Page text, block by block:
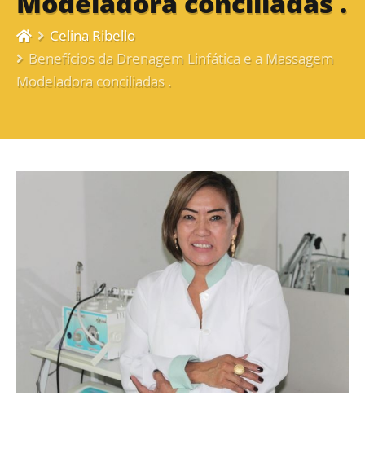
Celina Ribello
Benefícios da Drenagem Linfática e a Massagem
Modeladora conciliadas .